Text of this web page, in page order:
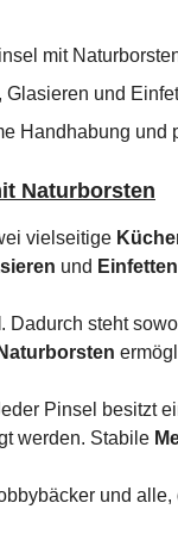
mit
und
Handhabung und
Naturborsten
vielseitige
und Einfetten
. Dadurch steht
Naturborsten
Pinsel besitzt
werden. Stabile
und